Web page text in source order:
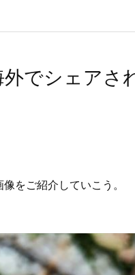
でシェアさ
をご紹介していこう。